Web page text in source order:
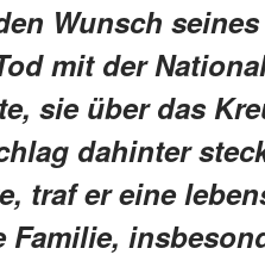
Wunsch
mit der
sie über das
dahinter
traf er eine
Familie,